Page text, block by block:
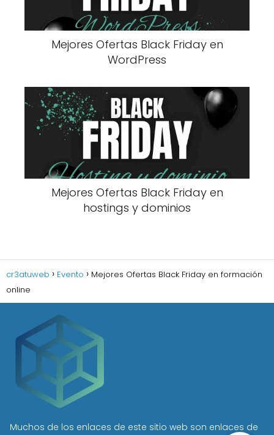
Mejores Ofertas Black Friday en
WordPress
Mejores Ofertas Black Friday en
hostings y dominios
cr3atuweb Evento
Mejores Ofertas Black Friday en formación
online
Muchos de los enlaces de este sitio web son enlaces de